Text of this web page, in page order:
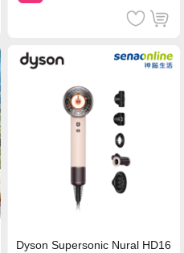
Dyson Supersonic Nural HD16